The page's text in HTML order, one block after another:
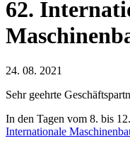
62.
24. 08. 2021
Sehr geehrte
In den Tagen vom 8. bis
Internationale